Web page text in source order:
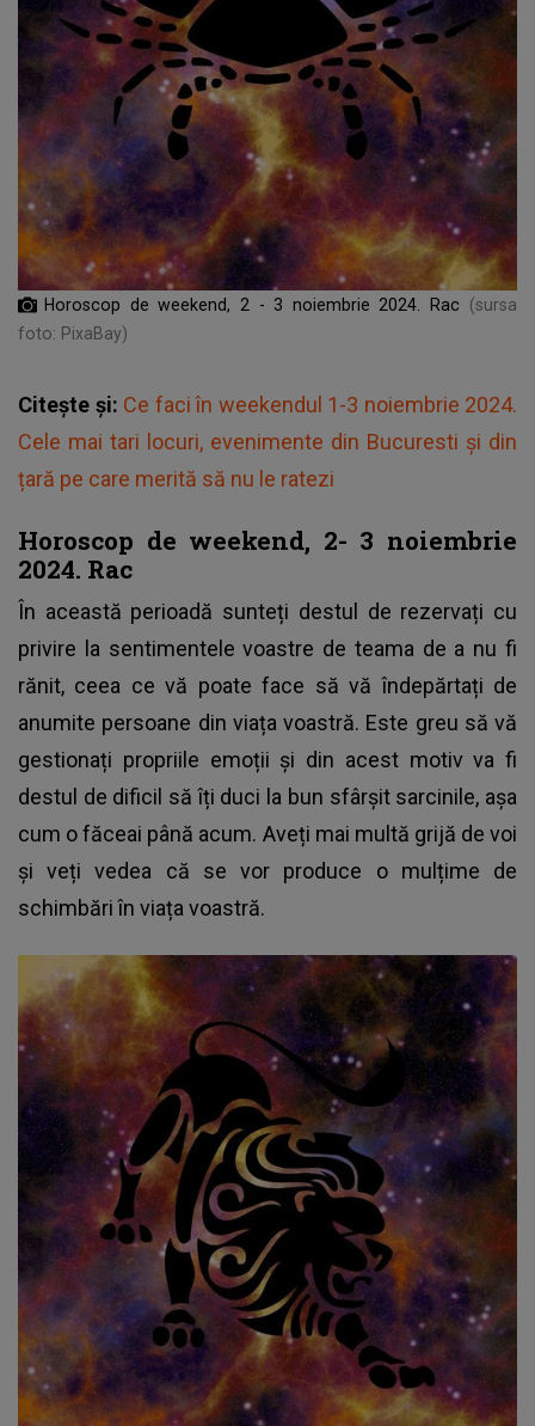
Horoscop de weekend, 2 - 3 noiembrie 2024. Rac
(sursa
foto: PixaBay)
Citește și: Ce faci în weekendul 1-3 noiembrie 2024.
Cele mai tari locuri, evenimente din Bucuresti și din
țară pe care merită să nu le ratezi
Horoscop de weekend, 2- 3 noiembrie
2024. Rac
În această perioadă sunteți destul de rezervați cu
privire la sentimentele voastre de teama de a nu fi
rănit, ceea ce vă poate face să vă îndepărtați de
anumite persoane din viața voastră. Este greu să vă
gestionați propriile emoții și din acest motiv va fi
destul de dificil să îți duci la bun sfârșit sarcinile, așa
cum o făceai până acum. Aveți mai multă grijă de voi
și veți vedea că se vor produce o mulțime de
schimbări în viața voastră.